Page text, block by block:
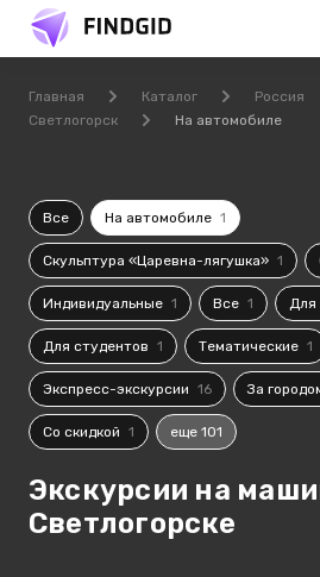
Главная Каталог
Россия
Светлогорск
На автомобиле
Все На автомобиле 1
Скульптура «Царевна-лягушка» 1
Индивидуальные 1 Все 1 Для
Для студентов 1 Тематические 1
Экспресс-экскурсии 16 За
Со скидкой 1 еще 101
Экскурсии на
Светлогорске